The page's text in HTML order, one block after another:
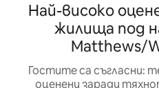
Най-високо
жилища под
Matthews/
Гостите са съгласни:
оценени заради